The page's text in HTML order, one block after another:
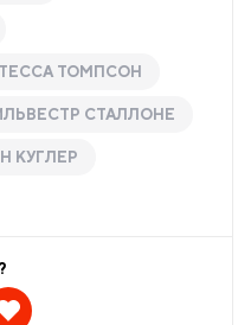
ТЕССА ТОМПСОН
СТАЛЛОНЕ
КУГЛЕР